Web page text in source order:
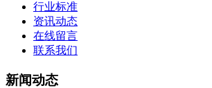
行业标准
资讯动态
在线留言
联系我们
新闻动态